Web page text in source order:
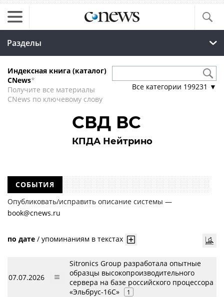
Разделы
Индексная книга (каталог)
CNews*
Получите все материалы
CNews по ключевому слову
Все категории 199231 ▼
СВД ВС
КПДА Нейтрино
СОБЫТИЯ
Опубликовать/исправить описание системы —
book@cnews.ru
по дате / упоминаниям в текстах
07.07.2026
Sitronics Group разработала опытные
образцы высокопроизводительного
сервера на базе российского процессора
«Эльбрус-16С»
1